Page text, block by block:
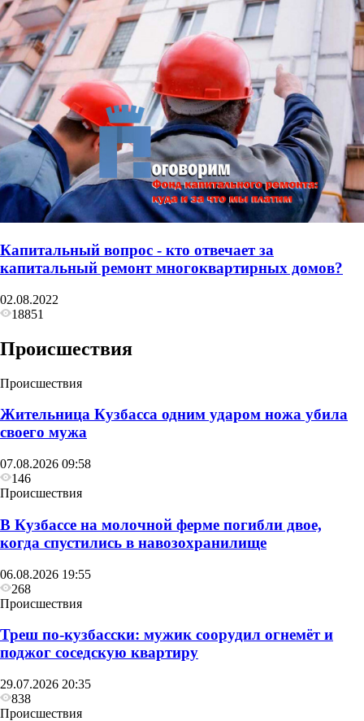
Капитальный вопрос - кто отвечает за
капитальный ремонт многоквартирных домов?
02.08.2022
18851
Происшествия
Происшествия
Жительница Кузбасса одним ударом ножа убила
своего мужа
07.08.2026 09:58
146
Происшествия
В Кузбассе на молочной ферме погибли двое,
когда спустились в навозохранилище
06.08.2026 19:55
268
Происшествия
Треш по-кузбасски: мужик соорудил огнемёт и
поджог соседскую квартиру
29.07.2026 20:35
838
Происшествия